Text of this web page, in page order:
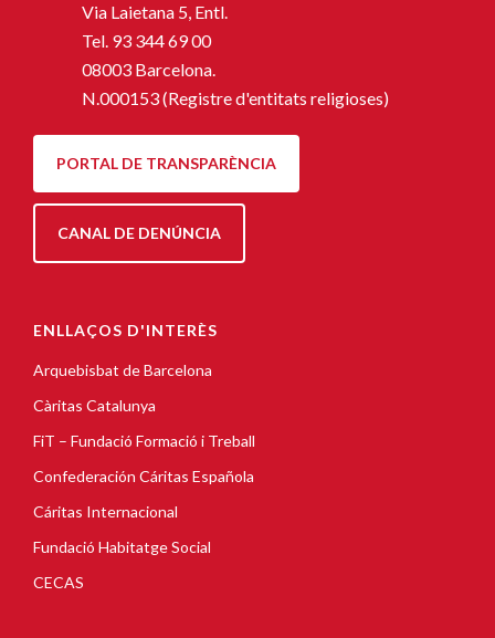
Via Laietana 5, Entl.
Tel. 93 344 69 00
08003 Barcelona.
N.000153 (Registre d'entitats religioses)
PORTAL DE TRANSPARÈNCIA
CANAL DE DENÚNCIA
ENLLAÇOS D'INTERÈS
Arquebisbat de Barcelona
Càritas Catalunya
FiT – Fundació Formació i Treball
Confederación Cáritas Española
Cáritas Internacional
Fundació Habitatge Social
CECAS